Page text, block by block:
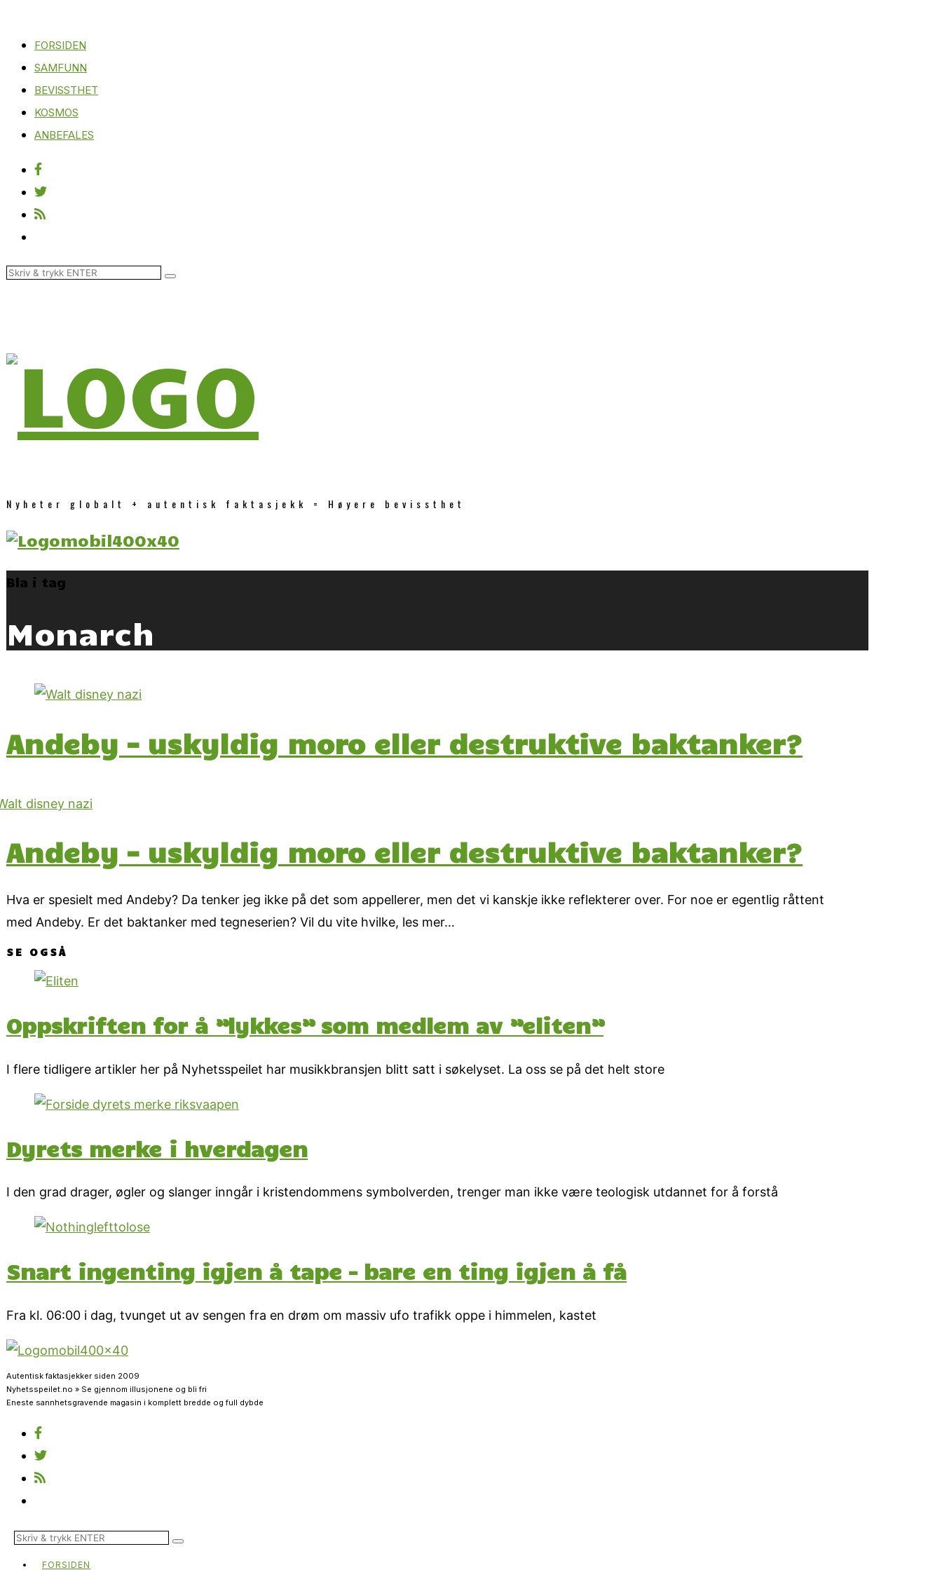
FORSIDEN
SAMFUNN
BEVISSTHET
KOSMOS
ANBEFALES
Nyheter globalt + autentisk faktasjekk = Høyere bevissthet
Bla i tag
Monarch
Andeby – uskyldig moro eller destruktive baktanker?
Andeby – uskyldig moro eller destruktive baktanker?
Hva er spesielt med Andeby? Da tenker jeg ikke på det som appellerer, men det vi kanskje ikke reflekterer over. For noe er egentlig råttent
med Andeby. Er det baktanker med tegneserien? Vil du vite hvilke, les mer…
SE OGSÅ
Oppskriften for å ”lykkes” som medlem av ”eliten”
I flere tidligere artikler her på Nyhetsspeilet har musikkbransjen blitt satt i søkelyset. La oss se på det helt store
Dyrets merke i hverdagen
I den grad drager, øgler og slanger inngår i kristendommens symbolverden, trenger man ikke være teologisk utdannet for å forstå
Snart ingenting igjen å tape – bare en ting igjen å få
Fra kl. 06:00 i dag, tvunget ut av sengen fra en drøm om massiv ufo trafikk oppe i himmelen, kastet
Autentisk faktasjekker siden 2009
Nyhetsspeilet.no » Se gjennom illusjonene og bli fri
Eneste sannhetsgravende magasin i komplett bredde og full dybde
FORSIDEN